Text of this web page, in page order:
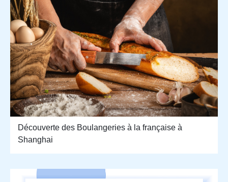
Découverte des Boulangeries à la française à
Shanghai